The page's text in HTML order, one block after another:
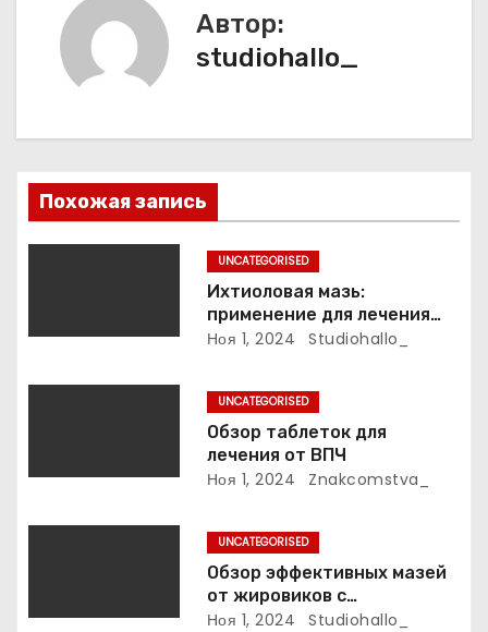
з
а
и
с
м
Автор:
studiohallo_
Похожая запись
UNCATEGORISED
Ихтиоловая мазь:
применение для лечения
фурункулов
Ноя 1, 2024 Studiohallo_
UNCATEGORISED
Обзор таблеток для
лечения от ВПЧ
Ноя 1, 2024 Znakcomstva_
UNCATEGORISED
Обзор эффективных мазей
от жировиков с
рассасывающим эффектом
Ноя 1, 2024 Studiohallo_